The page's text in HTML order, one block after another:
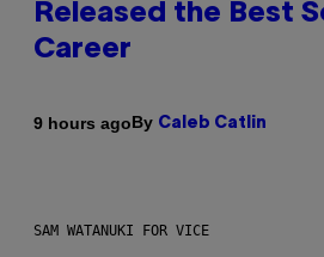
Released the Best
Career
9 hours agoBy Caleb Catlin
SAM WATANUKI FOR VICE